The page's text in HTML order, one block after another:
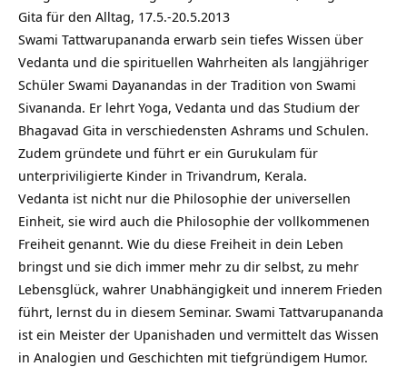
Gita für den Alltag, 17.5.-20.5.2013
Swami Tattwarupananda erwarb sein tiefes Wissen über
Vedanta und die spirituellen Wahrheiten als langjähriger
Schüler Swami Dayanandas in der Tradition von Swami
Sivananda. Er lehrt Yoga, Vedanta und das Studium der
Bhagavad Gita in verschiedensten Ashrams und Schulen.
Zudem gründete und führt er ein Gurukulam für
unterpriviligierte Kinder in Trivandrum, Kerala.
Vedanta ist nicht nur die Philosophie der universellen
Einheit, sie wird auch die Philosophie der vollkommenen
Freiheit genannt. Wie du diese Freiheit in dein Leben
bringst und sie dich immer mehr zu dir selbst, zu mehr
Lebensglück, wahrer Unabhängigkeit und innerem Frieden
führt, lernst du in diesem Seminar. Swami Tattvarupananda
ist ein Meister der Upanishaden und vermittelt das Wissen
in Analogien und Geschichten mit tiefgründigem Humor.